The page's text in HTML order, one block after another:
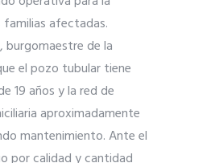
afectadas.
burgomaestre de la
el pozo tubular tiene
19 años y la red de
aproximadamente
mantenimiento. Ante el